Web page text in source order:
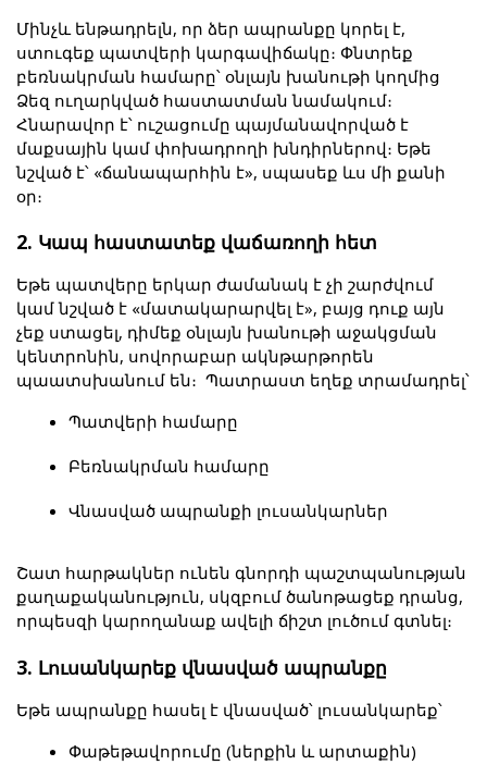
Մինչև ենթադրելն, որ ձեր ապրանքը կորել է,
ստուգեք պատվերի կարգավիճակը։ Փնտրեք
բեռնակրման համարը՝ օնլայն խանութի կողմից
Ձեզ ուղարկված հաստատման նամակում։
Հնարավոր է՝ ուշացումը պայմանավորված է
մաքսային կամ փոխադրողի խնդիրներով։ Եթե
նշված է՝ «ճանապարհին է», սպասեք ևս մի քանի
օր։
2. Կապ հաստատեք վաճառողի հետ
Եթե պատվերը երկար ժամանակ է չի շարժվում
կամ նշված է «մատակարարվել է», բայց դուք այն
չեք ստացել, դիմեք օնլայն խանութի աջակցման
կենտրոնին, սովորաբար ակնթարթորեն
պաատսխանում են։  Պատրաստ եղեք տրամադրել՝
Պատվերի համարը
Բեռնակրման համարը
Վնասված ապրանքի լուսանկարներ
Շատ հարթակներ ունեն գնորդի պաշտպանության
քաղաքականություն, սկզբում ծանոթացեք դրանց,
որպեսզի կարողանաք ավելի ճիշտ լուծում գտնել։
3. Լուսանկարեք վնասված ապրանքը
Եթե ապրանքը հասել է վնասված՝ լուսանկարեք՝
Փաթեթավորումը (ներքին և արտաքին)